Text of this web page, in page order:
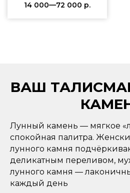
14 000—72 000 р.
ВАШ
Лунный камень — мягкое
спокойная палитра.
лунного камня
деликатным переливом,
лунного камня —
каждый день